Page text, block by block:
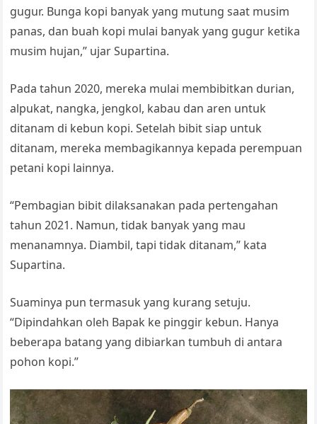
gugur. Bunga kopi banyak yang mutung saat musim
panas, dan buah kopi mulai banyak yang gugur ketika
musim hujan,” ujar Supartina.
Pada tahun 2020, mereka mulai membibitkan durian,
alpukat, nangka, jengkol, kabau dan aren untuk
ditanam di kebun kopi. Setelah bibit siap untuk
ditanam, mereka membagikannya kepada perempuan
petani kopi lainnya.
“Pembagian bibit dilaksanakan pada pertengahan
tahun 2021. Namun, tidak banyak yang mau
menanamnya. Diambil, tapi tidak ditanam,” kata
Supartina.
Suaminya pun termasuk yang kurang setuju.
“Dipindahkan oleh Bapak ke pinggir kebun. Hanya
beberapa batang yang dibiarkan tumbuh di antara
pohon kopi.”